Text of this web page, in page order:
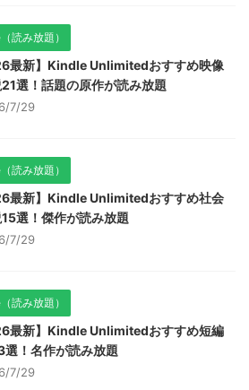
読み放題）
最新】Kindle Unlimitedおすすめ映像
選！話題の原作が読み放題
7/29
読み放題）
最新】Kindle Unlimitedおすすめ社会
選！傑作が読み放題
7/29
読み放題）
最新】Kindle Unlimitedおすすめ短編
選！名作が読み放題
7/29